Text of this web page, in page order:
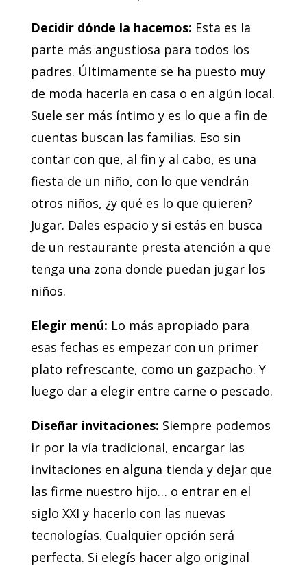
Decidir dónde la hacemos: Esta es la
parte más angustiosa para todos los
padres. Últimamente se ha puesto muy
de moda hacerla en casa o en algún local.
Suele ser más íntimo y es lo que a fin de
cuentas buscan las familias. Eso sin
contar con que, al fin y al cabo, es una
fiesta de un niño, con lo que vendrán
otros niños, ¿y qué es lo que quieren?
Jugar. Dales espacio y si estás en busca
de un restaurante presta atención a que
tenga una zona donde puedan jugar los
niños.
Elegir menú: Lo más apropiado para
esas fechas es empezar con un primer
plato refrescante, como un gazpacho. Y
luego dar a elegir entre carne o pescado.
Diseñar invitaciones: Siempre podemos
ir por la vía tradicional, encargar las
invitaciones en alguna tienda y dejar que
las firme nuestro hijo… o entrar en el
siglo XXI y hacerlo con las nuevas
tecnologías. Cualquier opción será
perfecta. Si elegís hacer algo original